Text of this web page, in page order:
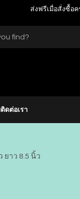
ส่งฟรีเมื่อสั่งซื้อค
ติดต่อเรา
ยาว 8.5 นิ้ว